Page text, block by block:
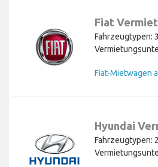
Fiat
Fahrzeugtypen: 3
Fiat-Mietwagen
Hyundai
Fahrzeugtypen: 2